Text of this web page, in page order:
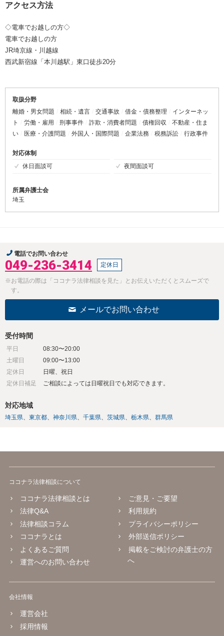
アクセス方法
◇電車でお越しの方◇
電車でお越しの方
JR埼京線・川越線
西武新宿線「本川越駅」東口徒歩20分
取扱分野
離婚・男女問題
相続・遺言 交通事故 借金・債務整理
インターネッ
ト
労働・雇用 刑事事件 詐欺・消費者問題 債権回収
不動産・住ま
い
医療・介護問題 外国人・国際問題 企業法務 税務訴訟 行政事件
対応体制
休日面談可
夜間面談可
所属弁護士会
埼玉
電話でお問い合わせ
049-236-3414 定休日
※お電話の際は「ココナラ法律相談を見た」とお伝えいただくとスムーズで
す。
メールでお問い合わせ
受付時間
平日
08:30〜20:00
土曜日
09:00〜13:00
定休日
日曜、祝日
定休日補足
ご相談によっては日曜祝日でも対応できます。
対応地域
埼玉県 東京都 神奈川県 千葉県 茨城県 栃木県 群馬県
ココナラ法律相談について
ココナラ法律相談とは
法律Q&A
法律相談コラム
ココナラとは
よくあるご質問
運営へのお問い合わせ
ご意見・ご要望
利用規約
プライバシーポリシー
外部送信ポリシー
掲載をご検討の弁護士の方
へ
会社情報
運営会社
採用情報